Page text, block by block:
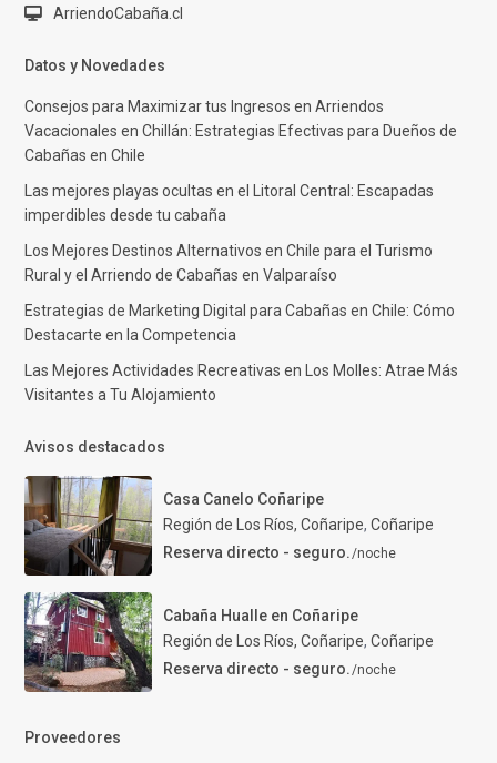
ArriendoCabaña.cl
Datos y Novedades
Consejos para Maximizar tus Ingresos en Arriendos
Vacacionales en Chillán: Estrategias Efectivas para Dueños de
Cabañas en Chile
Las mejores playas ocultas en el Litoral Central: Escapadas
imperdibles desde tu cabaña
Los Mejores Destinos Alternativos en Chile para el Turismo
Rural y el Arriendo de Cabañas en Valparaíso
Estrategias de Marketing Digital para Cabañas en Chile: Cómo
Destacarte en la Competencia
Las Mejores Actividades Recreativas en Los Molles: Atrae Más
Visitantes a Tu Alojamiento
Avisos destacados
Casa Canelo Coñaripe
Región de Los Ríos, Coñaripe, Coñaripe
Reserva directo - seguro./noche
Cabaña Hualle en Coñaripe
Región de Los Ríos, Coñaripe, Coñaripe
Reserva directo - seguro./noche
Proveedores